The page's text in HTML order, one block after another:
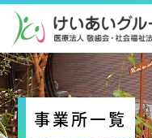
事業所一覧